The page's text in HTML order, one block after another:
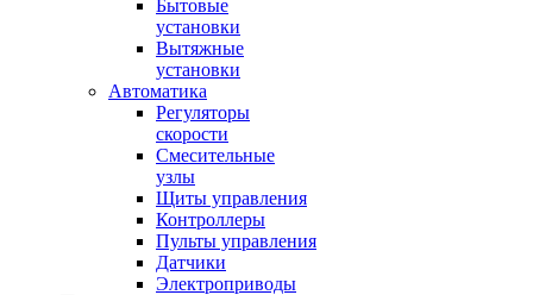
Бытовые
установки
Вытяжные
установки
Автоматика
Регуляторы
скорости
Смесительные
узлы
Щиты управления
Контроллеры
Пульты управления
Датчики
Электроприводы